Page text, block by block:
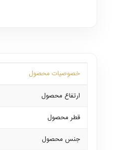
خصوصیات محصول
ارتفاع محصول
قطر محصول
جنس محصول